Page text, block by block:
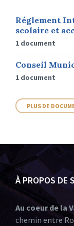
Réglement
scolaire et
1 document
Conseil
1 document
PLUS DE
À PROPOS DE
Au coeur de la
chemin entre